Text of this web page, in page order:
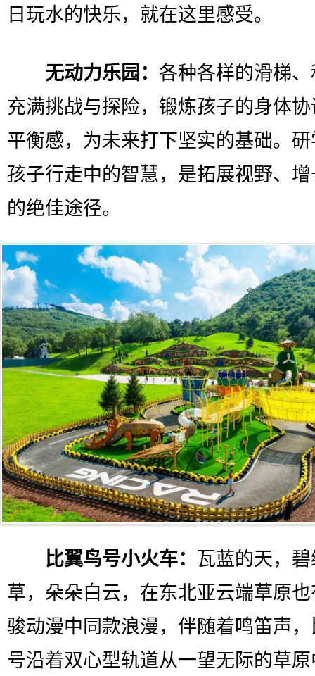
日玩水的快乐，就在这里感受。
无动力乐园： 各种各样的滑梯
充满挑战与探险，锻炼孩子的身体
平衡感，为未来打下坚实的基础。
孩子行走中的智慧，是拓展视野、
的绝佳途径。
比翼鸟号小火车： 瓦蓝的天，
草，朵朵白云，在东北亚云端草原
骏动漫中同款浪漫，伴随着鸣笛声
号沿着双心型轨道从一望无际的草